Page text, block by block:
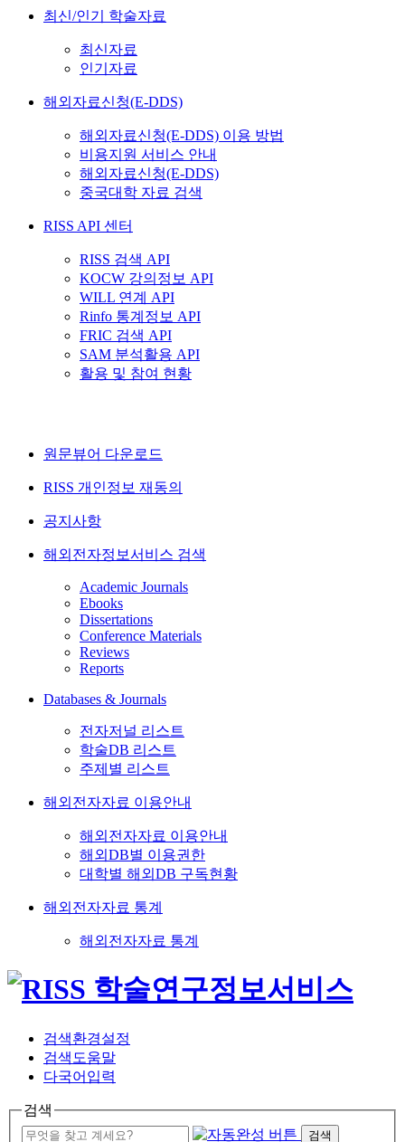
최신/인기 학술자료
최신자료
인기자료
해외자료신청(E-DDS)
해외자료신청(E-DDS) 이용 방법
비용지원 서비스 안내
해외자료신청(E-DDS)
중국대학 자료 검색
RISS API 센터
RISS 검색 API
KOCW 강의정보 API
WILL 연계 API
Rinfo 통계정보 API
FRIC 검색 API
SAM 분석활용 API
활용 및 참여 현황
원문뷰어 다운로드
RISS 개인정보 재동의
공지사항
해외전자정보서비스 검색
Academic Journals
Ebooks
Dissertations
Conference Materials
Reviews
Reports
Databases & Journals
전자저널 리스트
학술DB 리스트
주제별 리스트
해외전자자료 이용안내
해외전자자료 이용안내
해외DB별 이용권한
대학별 해외DB 구독현황
해외전자자료 통계
해외전자자료 통계
검색환경설정
검색도움말
다국어입력
검색
검색